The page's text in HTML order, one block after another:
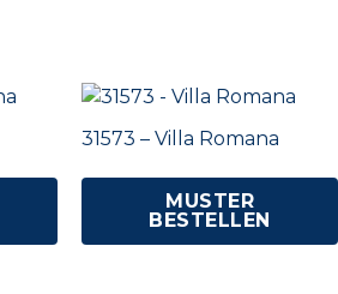
31573 – Villa Romana
MUSTER
BESTELLEN